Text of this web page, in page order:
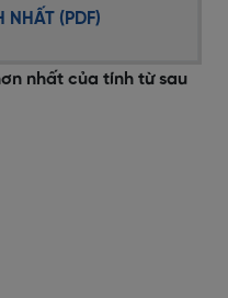
NHẤT (PDF)
nhất của tính từ sau